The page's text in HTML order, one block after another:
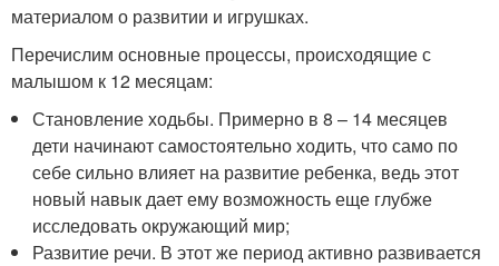
материалом о развитии и игрушках.
Перечислим основные процессы, происходящие с
малышом к 12 месяцам:
Становление ходьбы. Примерно в 8 – 14 месяцев
дети начинают самостоятельно ходить, что само по
себе сильно влияет на развитие ребенка, ведь этот
новый навык дает ему возможность еще глубже
исследовать окружающий мир;
Развитие речи. В этот же период активно развивается